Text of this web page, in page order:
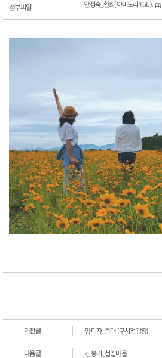
첨부파일 안성숙_환희(야미도리166).jpg
이전글 양미자_등대 (구시청광장)
다음글 신봉기_철길마을